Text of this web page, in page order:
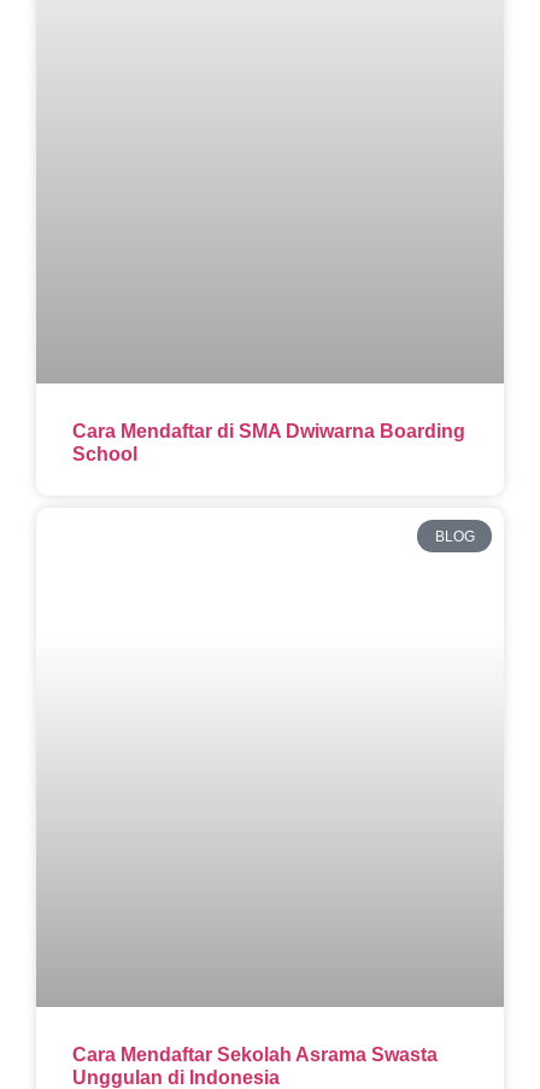
Cara Mendaftar di SMA Dwiwarna Boarding
School
BLOG
Cara Mendaftar Sekolah Asrama Swasta
Unggulan di Indonesia